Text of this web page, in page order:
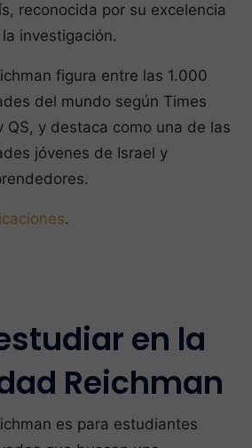
reconocida por su excelencia
investigación.
figura entre las 1.000
del mundo según Times
QS, y destaca como una de las
jóvenes de Israel y
.
en la
Reichman
es para estudiantes